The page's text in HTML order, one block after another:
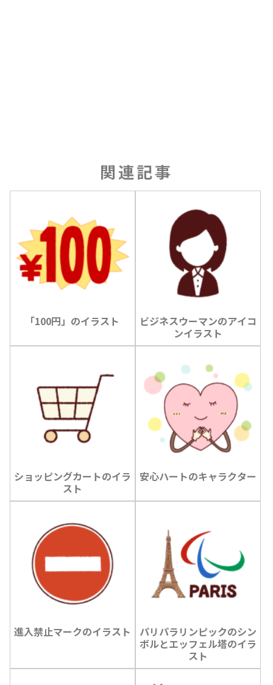
関連記事
「100円」のイラスト
ビジネスウーマンのアイコ
ンイラスト
ショッピングカートのイラ
スト
安心ハートのキャラクター
進入禁止マークのイラスト
パリパラリンピックのシン
ボルとエッフェル塔のイラ
スト